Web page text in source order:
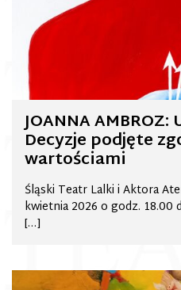
JOANNA AMBROZ:
Decyzje podjęte
wartościami
Śląski Teatr Lalki i Aktora
kwietnia 2026 o godz. 18.00
[…]